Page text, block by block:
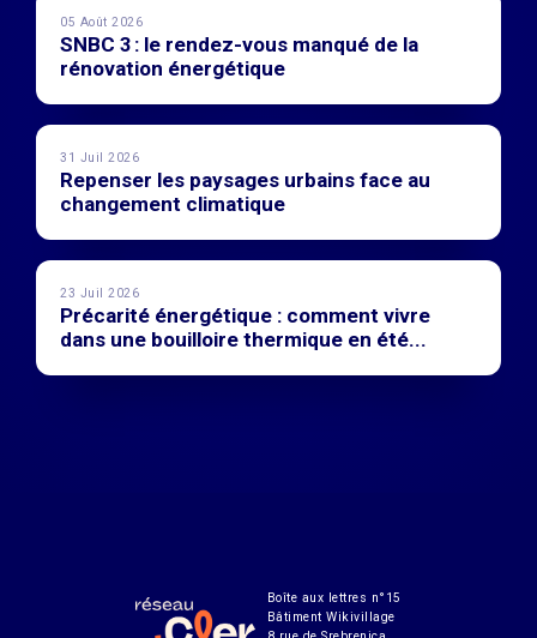
05 Août 2026
SNBC 3 : le rendez-vous manqué de la
rénovation énergétique
31 Juil 2026
Repenser les paysages urbains face au
changement climatique
23 Juil 2026
Précarité énergétique : comment vivre
dans une bouilloire thermique en été...
Boîte aux lettres n°15
Bâtiment Wikivillage